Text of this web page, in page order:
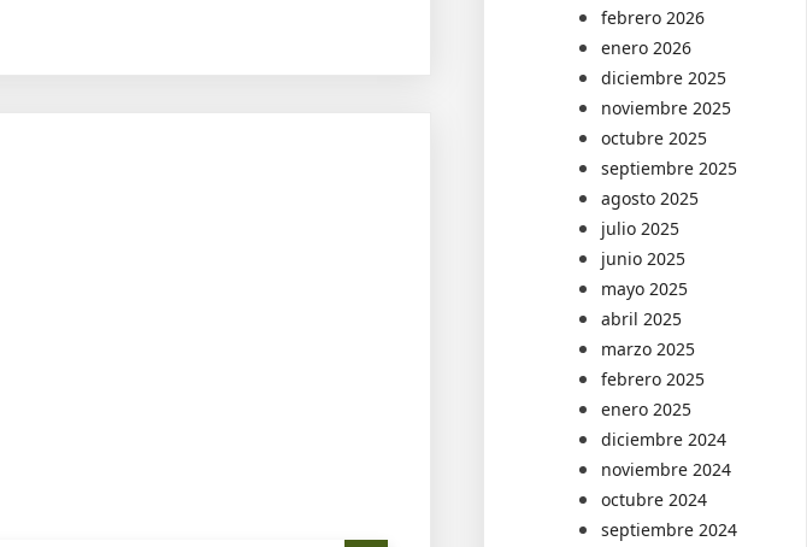
febrero 2026
enero 2026
diciembre 2025
noviembre 2025
octubre 2025
septiembre 2025
agosto 2025
julio 2025
junio 2025
mayo 2025
abril 2025
marzo 2025
febrero 2025
enero 2025
diciembre 2024
noviembre 2024
octubre 2024
septiembre 2024